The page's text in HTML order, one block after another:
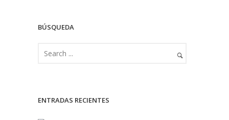
BÚSQUEDA
ENTRADAS RECIENTES